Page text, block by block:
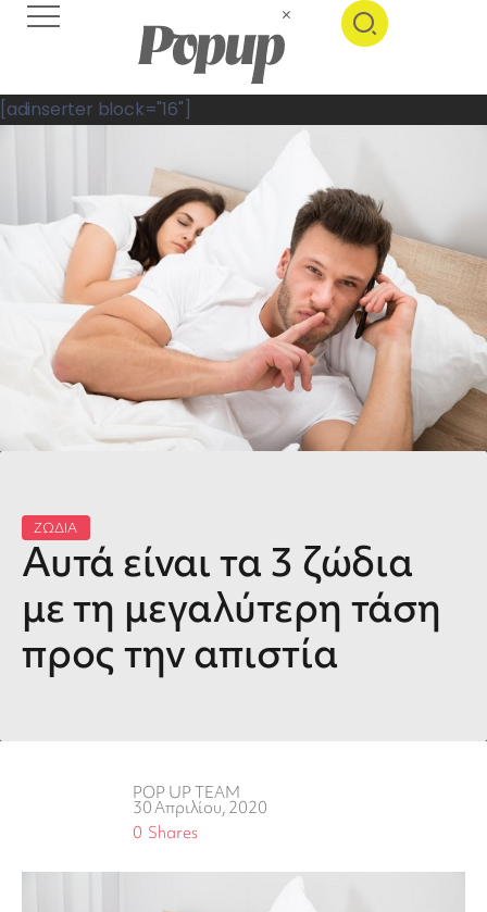
[adinserter block="16"]
ΖΩΔΙΑ
Αυτά είναι τα 3 ζώδια
με τη μεγαλύτερη τάση
προς την απιστία
POP UP TEAM
30 Απριλίου, 2020
Shares
0